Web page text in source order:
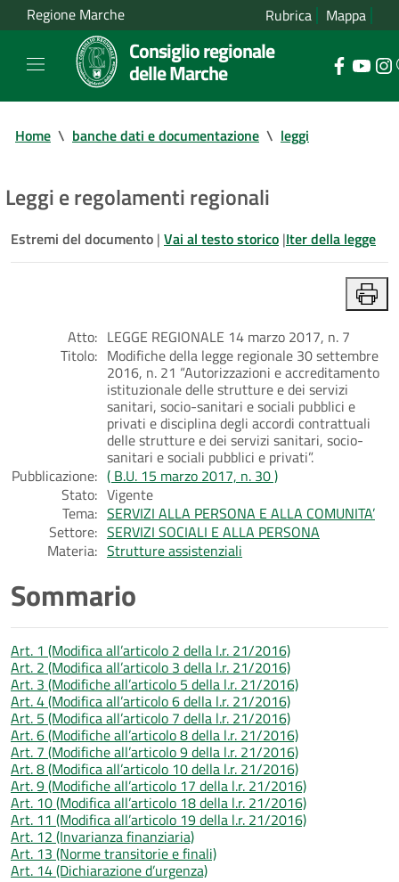
Regione Marche Rubrica Mappa
Consiglio regionale
delle Marche
Home \ banche dati e documentazione \ leggi
Leggi e regolamenti regionali
Estremi del documento | Vai al testo storico |Iter della legge
Atto: LEGGE REGIONALE 14 marzo 2017, n. 7
Titolo: Modifiche della legge regionale 30 settembre
2016, n. 21 “Autorizzazioni e accreditamento
istituzionale delle strutture e dei servizi
sanitari, socio-sanitari e sociali pubblici e
privati e disciplina degli accordi contrattuali
delle strutture e dei servizi sanitari, socio-
sanitari e sociali pubblici e privati”.
Pubblicazione: ( B.U. 15 marzo 2017, n. 30 )
Stato: Vigente
Tema: SERVIZI ALLA PERSONA E ALLA COMUNITA’
Settore: SERVIZI SOCIALI E ALLA PERSONA
Materia: Strutture assistenziali
Sommario
Art. 1 (Modifica all’articolo 2 della l.r. 21/2016)
Art. 2 (Modifica all’articolo 3 della l.r. 21/2016)
Art. 3 (Modifiche all’articolo 5 della l.r. 21/2016)
Art. 4 (Modifica all’articolo 6 della l.r. 21/2016)
Art. 5 (Modifica all’articolo 7 della l.r. 21/2016)
Art. 6 (Modifiche all’articolo 8 della l.r. 21/2016)
Art. 7 (Modifiche all’articolo 9 della l.r. 21/2016)
Art. 8 (Modifica all’articolo 10 della l.r. 21/2016)
Art. 9 (Modifiche all’articolo 17 della l.r. 21/2016)
Art. 10 (Modifica all’articolo 18 della l.r. 21/2016)
Art. 11 (Modifica all’articolo 19 della l.r. 21/2016)
Art. 12 (Invarianza finanziaria)
Art. 13 (Norme transitorie e finali)
Art. 14 (Dichiarazione d’urgenza)